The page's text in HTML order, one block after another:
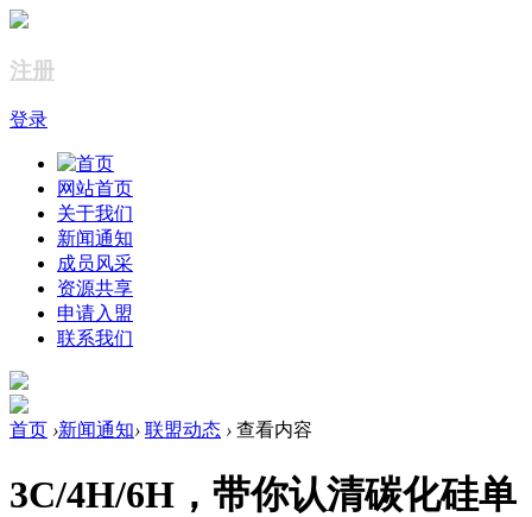
注册
登录
网站首页
关于我们
新闻通知
成员风采
资源共享
申请入盟
联系我们
首页 ›新闻通知› 联盟动态 › 查看内容
3C/4H/6H，带你认清碳化硅单